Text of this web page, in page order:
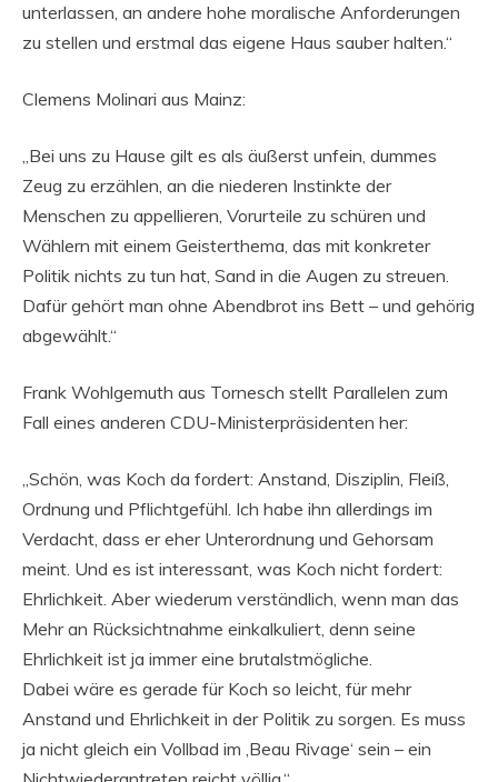
unterlassen, an andere hohe moralische Anforderungen
zu stellen und erstmal das eigene Haus sauber halten.“
Clemens Molinari aus Mainz:
„Bei uns zu Hause gilt es als äußerst unfein, dummes
Zeug zu erzählen, an die niederen Instinkte der
Menschen zu appellieren, Vorurteile zu schüren und
Wählern mit einem Geisterthema, das mit konkreter
Politik nichts zu tun hat, Sand in die Augen zu streuen.
Dafür gehört man ohne Abendbrot ins Bett – und gehörig
abgewählt.“
Frank Wohlgemuth aus Tornesch stellt Parallelen zum
Fall eines anderen CDU-Ministerpräsidenten her:
„Schön, was Koch da fordert: Anstand, Disziplin, Fleiß,
Ordnung und Pflichtgefühl. Ich habe ihn allerdings im
Verdacht, dass er eher Unterordnung und Gehorsam
meint. Und es ist interessant, was Koch nicht fordert:
Ehrlichkeit. Aber wiederum verständlich, wenn man das
Mehr an Rücksichtnahme einkalkuliert, denn seine
Ehrlichkeit ist ja immer eine brutalstmögliche.
Dabei wäre es gerade für Koch so leicht, für mehr
Anstand und Ehrlichkeit in der Politik zu sorgen. Es muss
ja nicht gleich ein Vollbad im ‚Beau Rivage‘ sein – ein